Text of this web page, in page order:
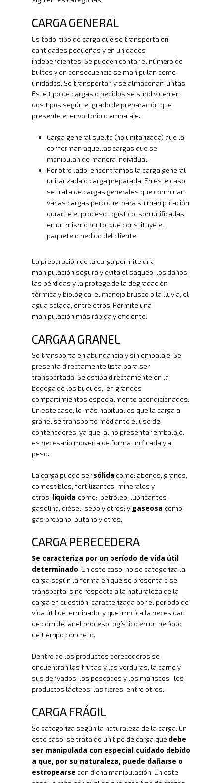
CARGA GENERAL
Es todo tipo de carga que se transporta en
cantidades pequeñas y en unidades
independientes. Se pueden contar el número de
bultos y en consecuencia se manipulan como
unidades. Se transportan y se almacenan juntas.
Este tipo de cargas o pedidos se subdividen en
dos tipos según el grado de preparación que
presente el envoltorio o embalaje.
Carga general suelta (no unitarizada) que la
conforman aquellas cargas que se
manipulan de manera individual.
Por otro lado, encontramos la carga general
unitarizada o carga preparada. En este caso,
se trata de cargas generales que combinan
varias cargas pero que, para su manipulación
durante el proceso logístico, son unificadas
en un mismo bulto, que constituye el
paquete o pedido del cliente.
La preparación de la carga permite una
manipulación segura y evita el saqueo, los daños,
las pérdidas y la protege de la degradación
térmica y biológica, el manejo brusco o la lluvia, el
agua salada, entre otros. Permite una
manipulación más rápida y eficiente.
CARGA A GRANEL
Se transporta en abundancia y sin embalaje. Se
presenta directamente lista para ser
transportada. Se estiba directamente en la
bodega de los buques, en grandes
compartimientos especialmente acondicionados.
En este caso, lo más habitual es que la carga a
granel se transporte mediante el uso de
contenedores, ya que, al no presentar embalaje,
es necesario moverla de forma unificada y al
peso.
La carga puede ser sólida como: abonos, granos,
comestibles, fertilizantes, minerales y
otros; líquida como: petróleo, lubricantes,
gasolina, diésel, sebo y otros; y gaseosa como:
gas propano, butano y otros.
CARGA PERECEDERA
Se caracteriza por un período de vida útil
determinado. En este caso, no se categoriza la
carga según la forma en que se presenta o se
transporta, sino respecto a la naturaleza de la
carga en cuestión, caracterizada por el período de
vida útil determinado, y que implica la necesidad
de completar el proceso logístico en un período
de tiempo concreto.
Dentro de los productos perecederos se
encuentran las frutas y las verduras, la carne y
sus derivados, los pescados y los mariscos, los
productos lácteos, las flores, entre otros.
CARGA FRÁGIL
Se categoriza según la naturaleza de la carga. En
este caso, se trata de un tipo de carga que debe
ser manipulada con especial cuidado debido
a que, por su naturaleza, puede dañarse o
estropearse con dicha manipulación. En este